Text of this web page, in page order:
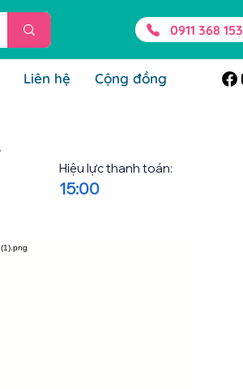
0911 368 153
Liên hệ Cộng đồng
Hiệu lực thanh toán:
15:00